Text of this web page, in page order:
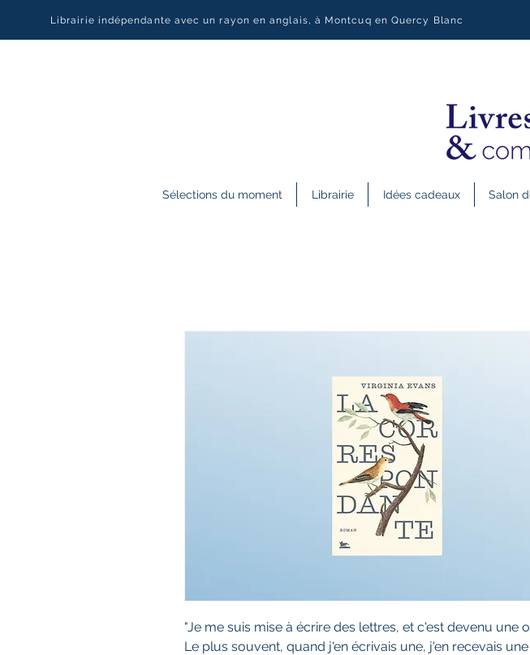
Librairie indépendante avec un rayon en anglais, à Montcuq en Quercy Blanc
Sélections du moment Librairie Idées cadeaux Salon
"Je me suis mise à écrire des lettres, et c'est devenu une
Le plus souvent, quand j'en écrivais une, j'en recevais